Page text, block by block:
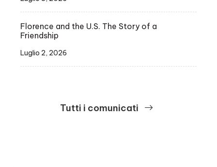
Florence and the U.S. The Story of a
Friendship
Luglio 2, 2026
Tutti i comunicati